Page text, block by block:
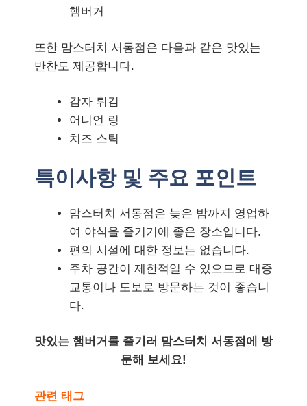
햄버거
또한 맘스터치 서동점은 다음과 같은 맛있는
반찬도 제공합니다.
감자 튀김
어니언 링
치즈 스틱
특이사항 및 주요 포인트
맘스터치 서동점은 늦은 밤까지 영업하
여 야식을 즐기기에 좋은 장소입니다.
편의 시설에 대한 정보는 없습니다.
주차 공간이 제한적일 수 있으므로 대중
교통이나 도보로 방문하는 것이 좋습니
다.
맛있는 햄버거를 즐기러 맘스터치 서동점에 방
문해 보세요!
관련 태그